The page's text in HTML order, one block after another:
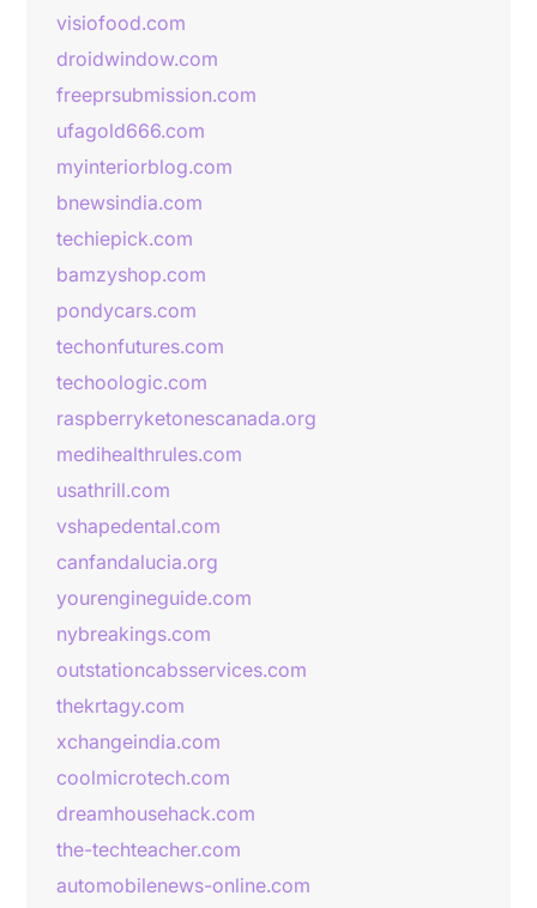
visiofood.com
droidwindow.com
freeprsubmission.com
ufagold666.com
myinteriorblog.com
bnewsindia.com
techiepick.com
bamzyshop.com
pondycars.com
techonfutures.com
techoologic.com
raspberryketonescanada.org
medihealthrules.com
usathrill.com
vshapedental.com
canfandalucia.org
yourengineguide.com
nybreakings.com
outstationcabsservices.com
thekrtagy.com
xchangeindia.com
coolmicrotech.com
dreamhousehack.com
the-techteacher.com
automobilenews-online.com